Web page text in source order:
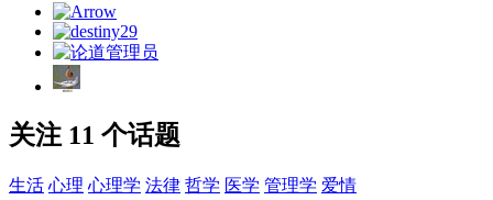
关注 11 个话题
生活 心理 心理学 法律 哲学 医学 管理学 爱情